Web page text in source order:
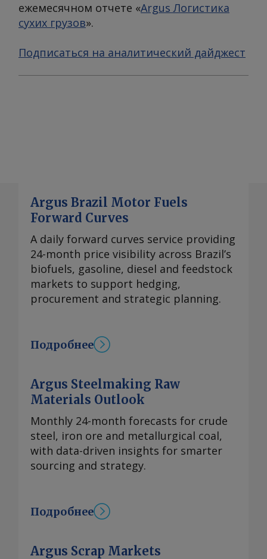
ежемесячном отчете «Argus Логистика
сухих грузов».
Подписаться на аналитический дайджест
Argus Brazil Motor Fuels
Forward Curves
A daily forward curves service providing
24-month price visibility across Brazil’s
biofuels, gasoline, diesel and feedstock
markets to support hedging,
procurement and strategic planning.
Подробнее
Argus Steelmaking Raw
Materials Outlook
Monthly 24-month forecasts for crude
steel, iron ore and metallurgical coal,
with data-driven insights for smarter
sourcing and strategy.
Подробнее
Argus Scrap Markets